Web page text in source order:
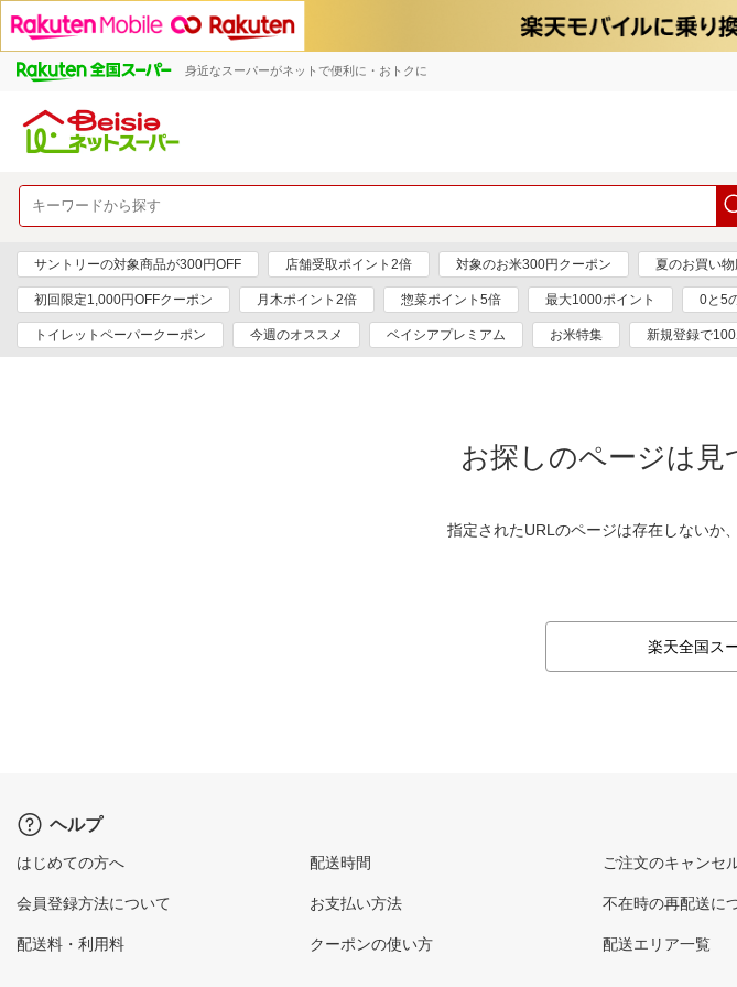
身近なスーパーがネットで便利に・おトクに
サントリーの対象商品が300円OFF 店舗受取ポイント2倍 対象のお米300円クーポン 夏のお買い
初回限定1,000円OFFクーポン 月木ポイント2倍 惣菜ポイント5倍 最大1000ポイント 0と5
トイレットペーパークーポン 今週のオススメ ベイシアプレミアム お米特集 新規登録で100
お探しのページは見
指定されたURLのページは存在しないか
楽天全国ス
ヘルプ
はじめての方へ
会員登録方法について
配送料・利用料
配送時間
お支払い方法
クーポンの使い方
ご注文のキャンセ
不在時の再配送に
配送エリア一覧